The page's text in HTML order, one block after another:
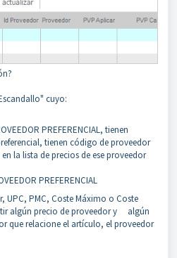
cuyo:
PREFERENCIAL, tienen
tienen código de proveedor
la lista de precios de ese proveedor
PREFERENCIAL
UPC, PMC, Coste Máximo o Coste
algún precio de proveedor y algún
que relacione el artículo, el proveedor